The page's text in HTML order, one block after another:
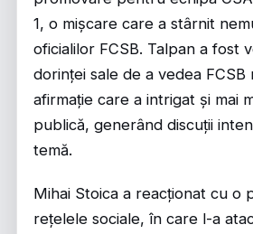
1, o mișcare care a stârnit
oficialilor FCSB. Talpan a fost
dorinței sale de a vedea
afirmație care a intrigat și mai
publică, generând discuții
temă.
Mihai Stoica a reacționat cu o
rețelele sociale, în care l-a